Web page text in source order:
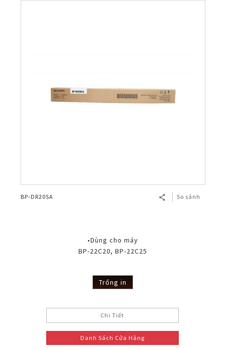
BP-DR20SA So sánh
•Dùng cho máy
BP-22C20, BP-22C25
Trống in
Chi Tiết
Danh Sách Cửa Hàng